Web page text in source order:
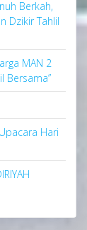
Berkah,
Dzikir Tahlil
MAN 2
Bersama”
Hari